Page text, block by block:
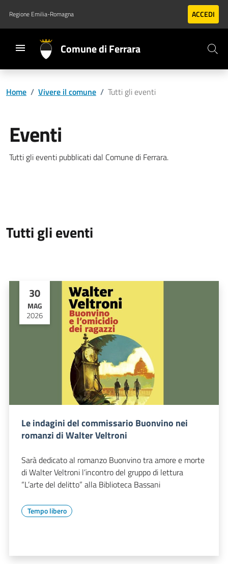
Vai al contenuto principale
Vai al footer
Regione Emilia-Romagna ACCEDI
Comune di Ferrara
Home / Vivere il comune / Tutti gli eventi
Eventi
Tutti gli eventi pubblicati dal Comune di Ferrara.
Tutti gli eventi
30
MAG
2026
Le indagini del commissario Buonvino nei
romanzi di Walter Veltroni
Sarà dedicato al romanzo Buonvino tra amore e morte
di Walter Veltroni l’incontro del gruppo di lettura
“L’arte del delitto” alla Biblioteca Bassani
Tempo libero